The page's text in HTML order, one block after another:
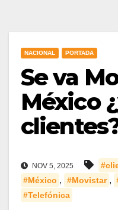
NACIONAL PORTADA
Se va
México
NOV 5, 2025
#México , #Movistar ,
#Telefónica